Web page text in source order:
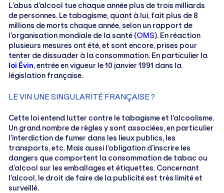
L’abus d’alcool tue chaque année plus de trois milliards
de personnes. Le tabagisme, quant à lui, fait plus de 8
millions de morts chaque année, selon un rapport de
l’organisation mondiale de la santé (OMS). En réaction
plusieurs mesures ont été, et sont encore, prises pour
tenter de dissuader à la consommation. En particulier la
loi Évin, entrée en vigueur le 10 janvier 1991 dans la
législation française.
LE VIN UNE SINGULARITÉ FRANÇAISE ?
Cette loi entend lutter contre le tabagisme et l’alcoolisme.
Un grand nombre de règles y sont associées, en particulier
l’interdiction de fumer dans les lieux publics, les
transports, etc. Mais aussi l’obligation d’inscrire les
dangers que comportent la consommation de tabac ou
d’alcool sur les emballages et étiquettes. Concernant
l’alcool, le droit de faire de la publicité est très limité et
surveillé.